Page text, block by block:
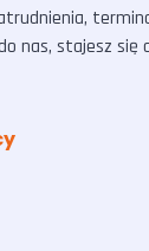
nas, stajesz